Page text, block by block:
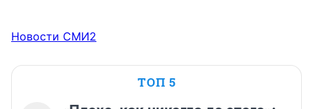
Новости СМИ2
ТОП 5